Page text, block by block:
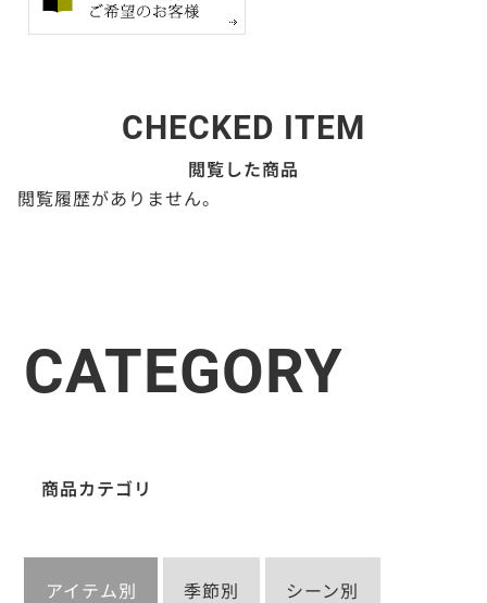
CHECKED ITEM
閲覧した商品
閲覧履歴がありません。
CATEGORY
商品カテゴリ
アイテム別 季節別 シーン別